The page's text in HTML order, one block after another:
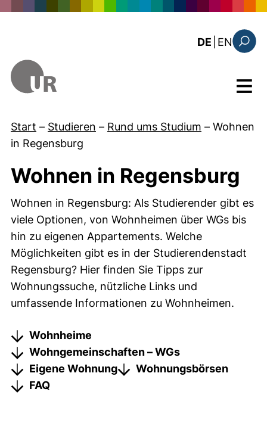
DE EN: this
Menü
Start – Studieren – Rund ums Studium – Wohnen
in Regensburg
Wohnen in Regensburg
Wohnen in Regensburg: Als Studierender gibt es
viele Optionen, von Wohnheimen über WGs bis
hin zu eigenen Appartements. Welche
Möglichkeiten gibt es in der Studierendenstadt
Regensburg? Hier finden Sie Tipps zur
Wohnungssuche, nützliche Links und
umfassende Informationen zu Wohnheimen.
Wohnheime
Wohngemeinschaften – WGs
Eigene Wohnung
Wohnungsbörsen
FAQ